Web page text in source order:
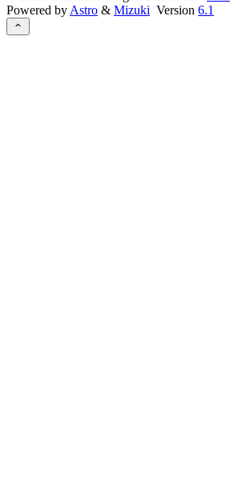
Powered by Astro & Mizuki Version 6.1